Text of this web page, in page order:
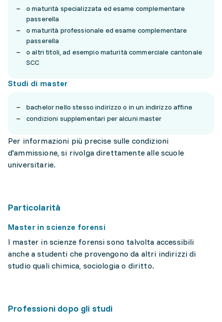
o maturità specializzata ed esame complementare
passerella
o maturità professionale ed esame complementare
passerella
o altri titoli, ad esempio maturità commerciale cantonale
SCC
Studi di master
bachelor nello stesso indirizzo o in un indirizzo affine
condizioni supplementari per alcuni master
Per informazioni più precise sulle condizioni
d'ammissione, si rivolga direttamente alle scuole
universitarie.
Particolarità
Master in scienze forensi
I master in scienze forensi sono talvolta accessibili
anche a studenti che provengono da altri indirizzi di
studio quali chimica, sociologia o diritto.
Professioni dopo gli studi